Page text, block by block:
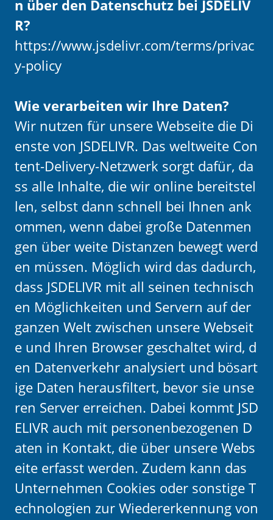
n über den Datenschutz bei JSDELIV
R?
https://www.jsdelivr.com/terms/privac
y-policy
Wie verarbeiten wir Ihre Daten?
Wir nutzen für unsere Webseite die Di
enste von JSDELIVR. Das weltweite Con
tent-Delivery-Netzwerk sorgt dafür, da
ss alle Inhalte, die wir online bereitstel
len, selbst dann schnell bei Ihnen ank
ommen, wenn dabei große Datenmen
gen über weite Distanzen bewegt werd
en müssen. Möglich wird das dadurch,
dass JSDELIVR mit all seinen technisch
en Möglichkeiten und Servern auf der
ganzen Welt zwischen unsere Webseit
e und Ihren Browser geschaltet wird, d
en Datenverkehr analysiert und bösart
ige Daten herausfiltert, bevor sie unse
ren Server erreichen. Dabei kommt JSD
ELIVR auch mit personenbezogenen D
aten in Kontakt, die über unsere Webs
eite erfasst werden. Zudem kann das
Unternehmen Cookies oder sonstige T
echnologien zur Wiedererkennung von